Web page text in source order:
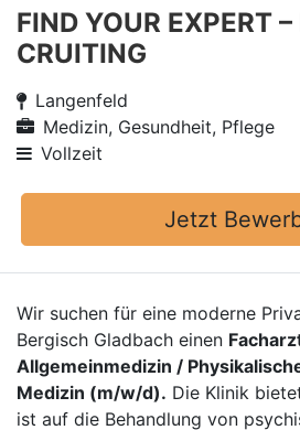
FIND YOUR EXPERT
CRUITING
Langenfeld
Medizin, Gesundheit, Pflege
Vollzeit
Jetzt
Wir suchen für eine moderne
Bergisch Gladbach einen
Allgemeinmedizin /
Medizin (m/w/d). Die Klinik
ist auf die Behandlung von